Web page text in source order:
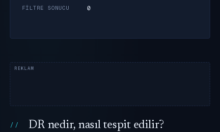
FILTRE SONUCU 0
DR nedir, nasıl tespit edilir?